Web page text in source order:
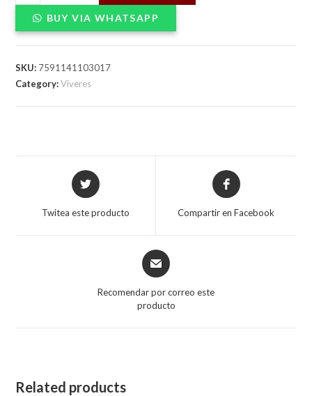
McCORMICK
260gX24BUY VIA WHATSAPP
SKU: 7591141103017
Category:Víveres
Opens
in
Twitea este producto
Opens
in
Compartir en Facebook
Opens
in
new
Recomendar por correo este
producto
Related products